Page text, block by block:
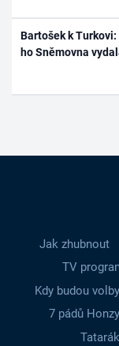
Bartošek k
ho Sněmovna
Jak zhubnout
TV
Kdy budou volby
7 pádů